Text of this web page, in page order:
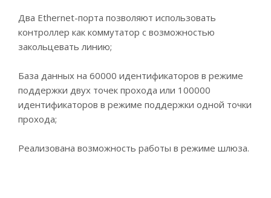
Два Ethernet-порта позволяют использовать
контроллер как коммутатор с возможностью
закольцевать линию;
База данных на 60000 идентификаторов в режиме
поддержки двух точек прохода или 100000
идентификаторов в режиме поддержки одной точки
прохода;
Реализована возможность работы в режиме шлюза.